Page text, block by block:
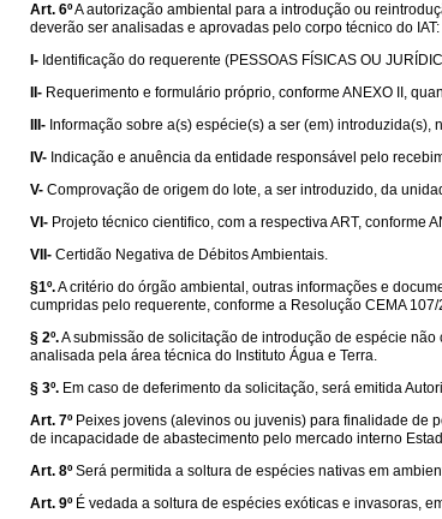
Art. 6ºA autorização ambiental para a introdução ou
deverão ser analisadas e aprovadas pelo corpo técnico do IAT:
I- Identificação do requerente (PESSOAS FÍSICAS OU
II- Requerimento e formulário próprio, conforme ANEXO II,
III- Informação sobre a(s) espécie(s) a ser (em)
IV- Indicação e anuência da entidade responsável pelo
V- Comprovação de origem do lote, a ser introduzido, da
VI- Projeto técnico cientifico, com a respectiva ART, conforme
VII- Certidão Negativa de Débitos Ambientais.
§1º.A critério do órgão ambiental, outras informações e
cumpridas pelo requerente, conforme a Resolução CEMA 107/
§ 2º.A submissão de solicitação de introdução de espécie
analisada pela área técnica do Instituto Água e Terra.
§ 3º. Em caso de deferimento da solicitação, será emitida
Art. 7º Peixes jovens (alevinos ou juvenis) para finalidade de
de incapacidade de abastecimento pelo mercado interno
Art. 8º Será permitida a soltura de espécies nativas em
Art. 9º É vedada a soltura de espécies exóticas e invasoras,